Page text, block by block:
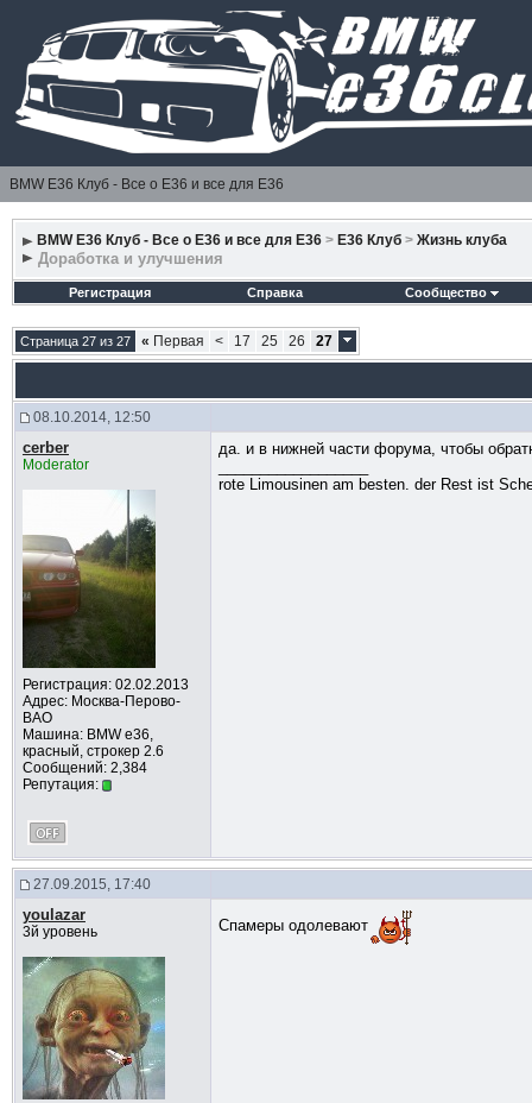
BMW E36 Клуб - Все о Е36 и все для Е36
BMW E36 Клуб - Все о Е36 и все для Е36 > E36 Клуб > Жизнь клуба
Доработка и улучшения
Регистрация Справка Сообщество
Страница 27 из 27 « Первая < 17 25 26 27
08.10.2014, 12:50
cerber
Moderator
Регистрация: 02.02.2013
Адрес: Москва-Перово-
ВАО
Машина: BMW e36,
красный, строкер 2.6
Сообщений: 2,384
Репутация:
да. и в нижней части форума, чтобы
rote Limousinen am besten. der Rest ist
27.09.2015, 17:40
youlazar
3й уровень Спамеры одолевают